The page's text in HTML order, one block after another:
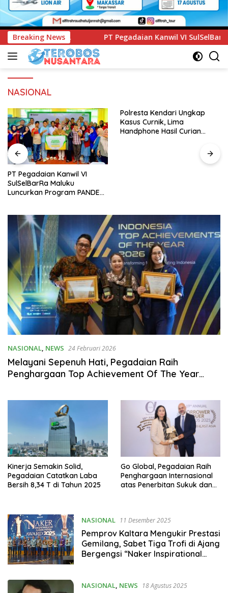
Breaking News
Pegadaian Kanwil VI SulSelBarRa Maluku Luncurkan Program
NASIONAL
PT Pegadaian Kanwil VI
SulSelBarRa Maluku
Luncurkan Program PANDE
Polresta Kendari Ungkap
Kasus Curnik, Lima
Handphone Hasil Curian
NASIONAL, NEWS 24 Februari 2026
Melayani Sepenuh Hati, Pegadaian Raih
Penghargaan Top Achievement Of The Year
Kinerja Semakin Solid,
Pegadaian Catatkan Laba
Bersih 8,34 T di Tahun 2025
Go Global, Pegadaian Raih
Penghargaan Internasional
atas Penerbitan Sukuk dan
NASIONAL 11 Desember 2025
Pemprov Kaltara Mengukir Prestasi
Gemilang, Sabet Tiga Trofi di Ajang
Bergengsi “Naker Inspirational
NASIONAL, NEWS 18 Agustus 2025